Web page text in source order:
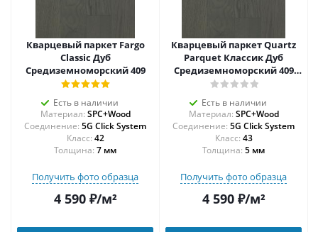
Кварцевый паркет Fargo
Classic Дуб
Средиземноморский 409
Есть в наличии
Материал: SPC+Wood
Соединение: 5G Click System
42
Толщина: 7 мм
Получить фото образца
4 590₽/м²
Кварцевый паркет Quartz
Parquet Классик Дуб
Средиземноморский 409
5/0,6 мм
Есть в наличии
Материал: SPC+Wood
Соединение: 5G Click System
43
Толщина: 5 мм
Получить фото образца
4 590₽/м²